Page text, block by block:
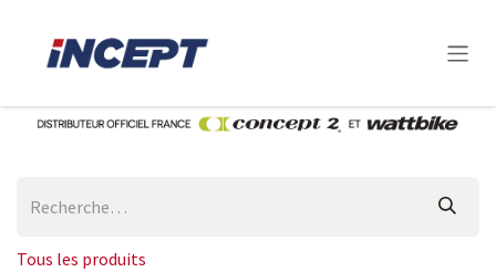
Tous les produits